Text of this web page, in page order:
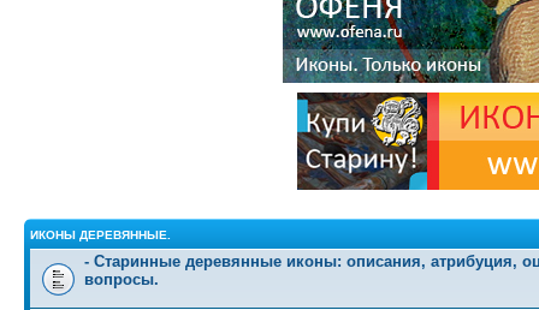
ИКОНЫ ДЕРЕВЯННЫЕ.
- Старинные деревянные иконы: описания, атрибуция,
вопросы.